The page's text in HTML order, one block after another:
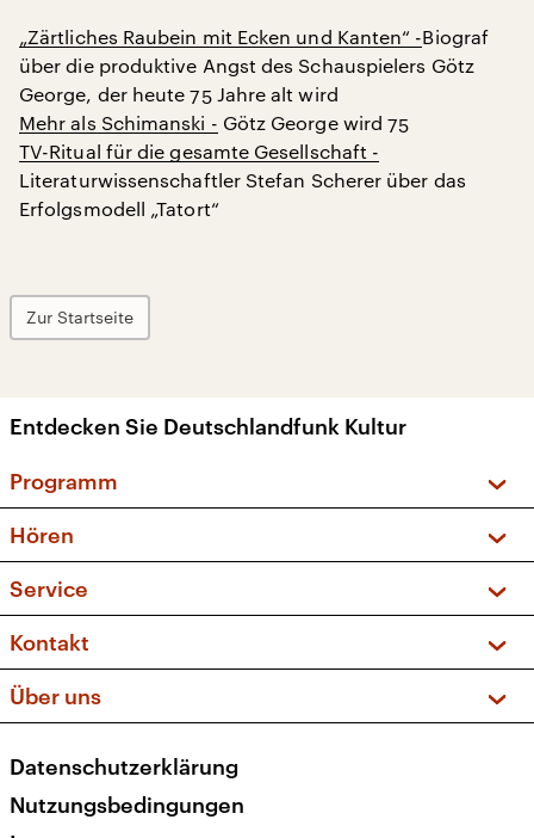
„Zärtliches Raubein mit Ecken und Kanten“ -Biograf
über die produktive Angst des Schauspielers Götz
George, der heute 75 Jahre alt wird
Mehr als Schimanski - Götz George wird 75
TV-Ritual für die gesamte Gesellschaft -
Literaturwissenschaftler Stefan Scherer über das
Erfolgsmodell „Tatort“
Zur Startseite
Entdecken Sie Deutschlandfunk Kultur
Programm
Sendungen und Podcasts
Musikliste
Kakadu – Das Kinderprogramm
Hören
Frequenzen (UKW + DAB+)
Service
FAQ
Apps
Newsletter
Veranstaltungen
Kontakt
Social Media
Über uns
Presse
Karriere
Datenschutzerklärung
Nutzungsbedingungen